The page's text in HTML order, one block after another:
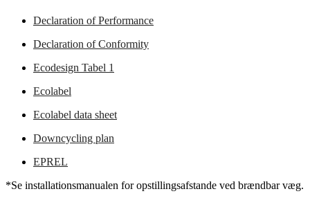
Declaration of Performance
Declaration of Conformity
Ecodesign Tabel 1
Ecolabel
Ecolabel data sheet
Downcycling plan
EPREL
*Se installationsmanualen for opstillingsafstande ved brændbar væg.